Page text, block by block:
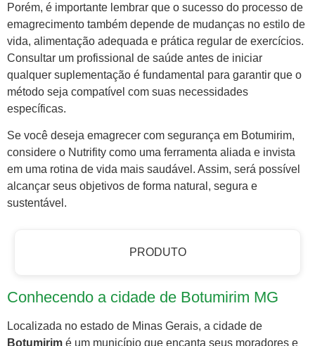
Porém, é importante lembrar que o sucesso do processo de
emagrecimento também depende de mudanças no estilo de
vida, alimentação adequada e prática regular de exercícios.
Consultar um profissional de saúde antes de iniciar
qualquer suplementação é fundamental para garantir que o
método seja compatível com suas necessidades
específicas.
Se você deseja emagrecer com segurança em Botumirim,
considere o Nutrifity como uma ferramenta aliada e invista
em uma rotina de vida mais saudável. Assim, será possível
alcançar seus objetivos de forma natural, segura e
sustentável.
PRODUTO
Conhecendo a cidade de Botumirim MG
Localizada no estado de Minas Gerais, a cidade de
Botumirim é um município que encanta seus moradores e